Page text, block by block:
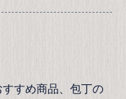
すめ商品、包丁の